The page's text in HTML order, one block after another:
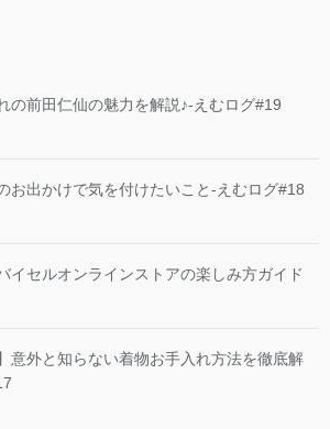
の前田仁仙の魅力を解説♪-えむログ#19
お出かけで気を付けたいこと-えむログ#18
イセルオンラインストアの楽しみ方ガイド
意外と知らない着物お手入れ方法を徹底解